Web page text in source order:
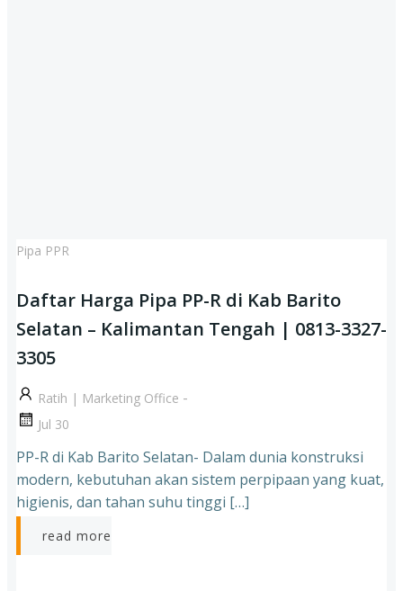
Pipa PPR
Daftar Harga Pipa PP-R di Kab Barito
Selatan – Kalimantan Tengah | 0813-3327-
3305
Ratih | Marketing Office -
Jul 30
PP-R di Kab Barito Selatan- Dalam dunia konstruksi
modern, kebutuhan akan sistem perpipaan yang kuat,
higienis, dan tahan suhu tinggi […]
read more